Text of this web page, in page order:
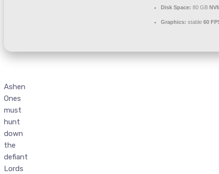
Disk Space: 80 GB
Graphics: stable 60
Ashen
Ones
must
hunt
down
the
defiant
Lords